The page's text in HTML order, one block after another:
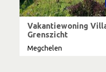
Vakantiewoning
Grenszicht
Megchelen